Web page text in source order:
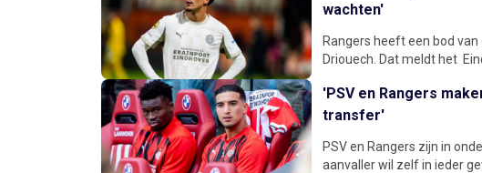
wachten'
Rangers heeft een bod
Driouech. Dat meldt het
'PSV en Rangers
transfer'
PSV en Rangers zijn in
aanvaller wil zelf in ieder